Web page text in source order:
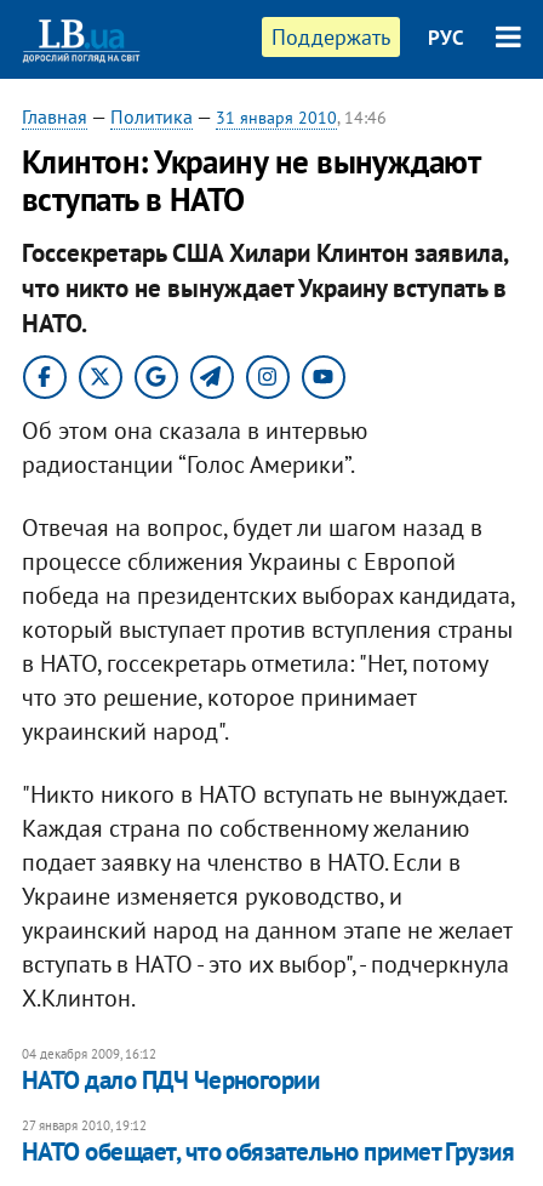
Поддержать РУС
Главная — Политика — 31 января 2010, 14:46
Клинтон: Украину не вынуждают
вступать в НАТО
Госсекретарь США Хилари Клинтон заявила,
что никто не вынуждает Украину вступать в
НАТО.
Об этом она сказала в интервью
радиостанции “Голос Америки”.
Отвечая на вопрос, будет ли шагом назад в
процессе сближения Украины с Европой
победа на президентских выборах кандидата,
который выступает против вступления страны
в НАТО, госсекретарь отметила: "Нет, потому
что это решение, которое принимает
украинский народ".
"Никто никого в НАТО вступать не вынуждает.
Каждая страна по собственному желанию
подает заявку на членство в НАТО. Если в
Украине изменяется руководство, и
украинский народ на данном этапе не желает
вступать в НАТО - это их выбор", - подчеркнула
Х.Клинтон.
04 декабря 2009, 16:12
НАТО дало ПДЧ Черногории
27 января 2010, 19:12
НАТО обещает, что обязательно примет Грузия